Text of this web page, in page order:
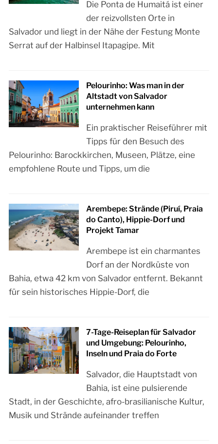
Die Ponta de Humaitá ist einer
der reizvollsten Orte in
Salvador und liegt in der Nähe der Festung Monte
Serrat auf der Halbinsel Itapagipe. Mit
Pelourinho: Was man in der
Altstadt von Salvador
unternehmen kann
Ein praktischer Reiseführer mit
Tipps für den Besuch des
Pelourinho: Barockkirchen, Museen, Plätze, eine
empfohlene Route und Tipps, um die
Arembepe: Strände (Piruí, Praia
do Canto), Hippie-Dorf und
Projekt Tamar
Arembepe ist ein charmantes
Dorf an der Nordküste von
Bahia, etwa 42 km von Salvador entfernt. Bekannt
für sein historisches Hippie-Dorf, die
7-Tage-Reiseplan für Salvador
und Umgebung: Pelourinho,
Inseln und Praia do Forte
Salvador, die Hauptstadt von
Bahia, ist eine pulsierende
Stadt, in der Geschichte, afro-brasilianische Kultur,
Musik und Strände aufeinander treffen